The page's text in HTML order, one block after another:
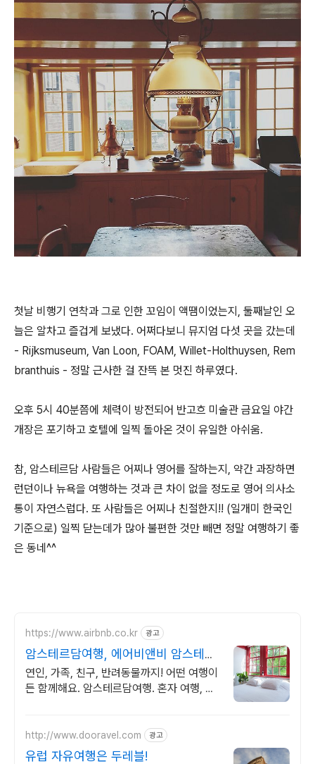
첫날 비행기 연착과 그로 인한 꼬임이 액땜이었는지, 둘째날인 오
늘은 알차고 즐겁게 보냈다. 어쩌다보니 뮤지엄 다섯 곳을 갔는데
- Rijksmuseum, Van Loon, FOAM, Willet-Holthuysen, Rem
branthuis - 정말 근사한 걸 잔뜩 본 멋진 하루였다.
오후 5시 40분쯤에 체력이 방전되어 반고흐 미술관 금요일 야간
개장은 포기하고 호텔에 일찍 돌아온 것이 유일한 아쉬움.
참, 암스테르담 사람들은 어찌나 영어를 잘하는지, 약간 과장하면
런던이나 뉴욕을 여행하는 것과 큰 차이 없을 정도로 영어 의사소
통이 자연스럽다. 또 사람들은 어찌나 친절한지!! (일개미 한국인
기준으로) 일찍 닫는데가 많아 불편한 것만 빼면 정말 여행하기 좋
은 동네^^
https://www.airbnb.co.kr 광고
암스테르담여행, 에어비앤비 암스테르
담에서 살아보기
연인, 가족, 친구, 반려동물까지! 어떤 여행이
든 함께해요. 암스테르담여행. 혼자 여행, 신
http://www.dooravel.com 광고
유럽 자유여행은 두레블!